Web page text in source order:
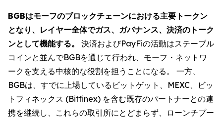
BGBはモーフのブロックチェーンにおける主要トークン
となり、レイヤー全体でガス、ガバナンス、決済のトーク
ンとして機能する。
決済およびPayFiの活動はステーブル
コインと並んでBGBを通じて行われ、モーフ・ネットワ
ークを支える中核的な役割を担うことになる。 一方、
BGBは、すでに上場しているビットゲット、MEXC、ビッ
トフィネックス (Bitfinex) を含む既存のパートナーとの連
携を継続し、これらの取引所にとどまらず、ローンチプー